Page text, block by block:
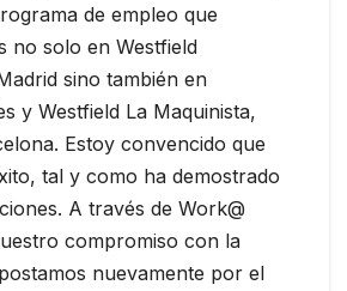
de empleo que
no solo en Westfield
sino también en
y Westfield La Maquinista,
Estoy convencido que
tal y como ha demostrado
A través de Work@
compromiso con la
nuevamente por el